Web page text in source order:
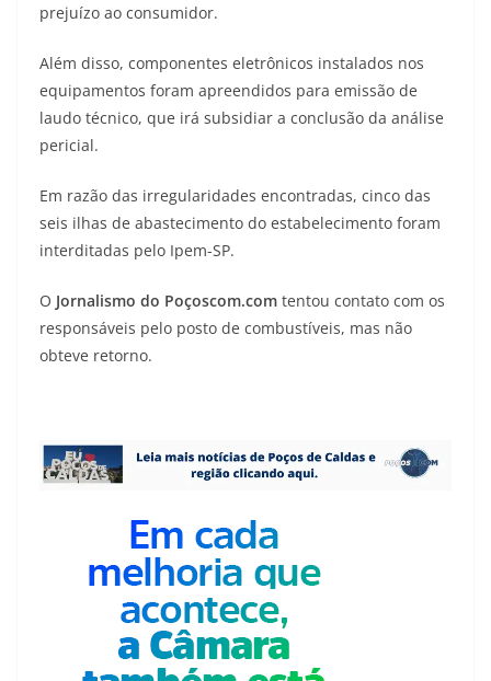
prejuízo ao consumidor.
Além disso, componentes eletrônicos instalados nos
equipamentos foram apreendidos para emissão de
laudo técnico, que irá subsidiar a conclusão da análise
pericial.
Em razão das irregularidades encontradas, cinco das
seis ilhas de abastecimento do estabelecimento foram
interditadas pelo Ipem-SP.
O Jornalismo do Poçoscom.com tentou contato com os
responsáveis pelo posto de combustíveis, mas não
obteve retorno.